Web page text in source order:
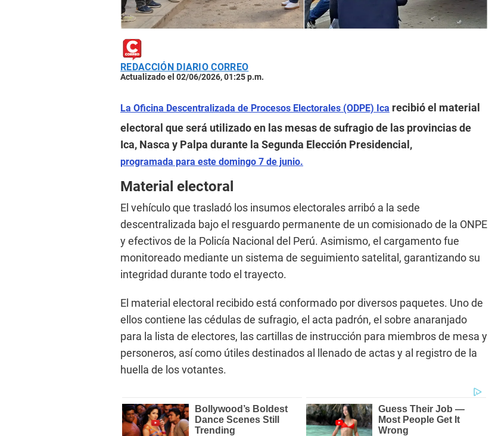
REDACCIÓN DIARIO CORREO
Actualizado el 02/06/2026, 01:25 p.m.
La Oficina Descentralizada de Procesos Electorales (ODPE) Ica recibió el material
electoral que será utilizado en las mesas de sufragio de las provincias de
Ica, Nasca y Palpa durante la Segunda Elección Presidencial,
programada para este domingo 7 de junio.
Material electoral
El vehículo que trasladó los insumos electorales arribó a la sede
descentralizada bajo el resguardo permanente de un comisionado de la ONPE
y efectivos de la Policía Nacional del Perú. Asimismo, el cargamento fue
monitoreado mediante un sistema de seguimiento satelital, garantizando su
integridad durante todo el trayecto.
El material electoral recibido está conformado por diversos paquetes. Uno de
ellos contiene las cédulas de sufragio, el acta padrón, el sobre anaranjado
para la lista de electores, las cartillas de instrucción para miembros de mesa y
personeros, así como útiles destinados al llenado de actas y al registro de la
huella de los votantes.